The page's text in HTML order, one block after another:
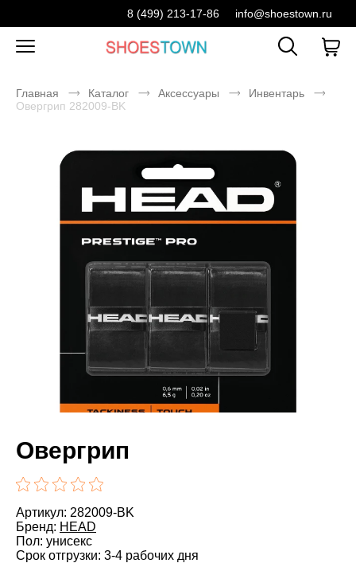
8 (499) 213-17-86 info@shoestown.ru
Главная Каталог Аксессуары
Инвентарь
Овергрип 282009-BK
Овергрип
Артикул: 282009-BK
Бренд: HEAD
Пол: унисекс
Срок отгрузки: 3-4 рабочих дня